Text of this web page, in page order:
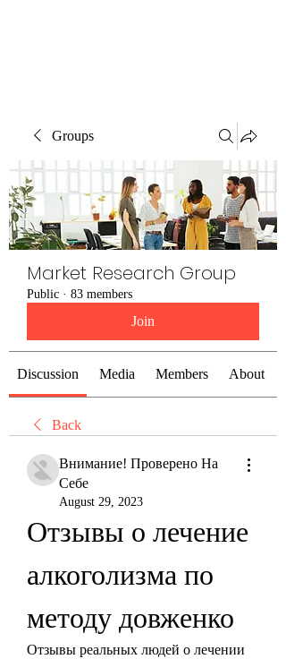
Groups
Market Research Group
Public · 83 members
Join
Discussion Media Members About
Back
Внимание! Проверено На
Себе
August 29, 2023
Отзывы о лечение
алкоголизма по
методу довженко
Отзывы реальных людей о лечении